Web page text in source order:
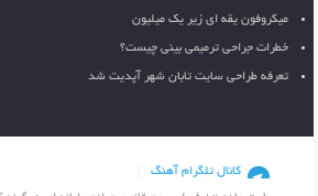
میکروفون یقه ای زیر یک میلیون
خطرات جراحی ترمیمی بینی چیست؟
تعرفه طراحی سایت تابان شهر آپدیت شد
کانال تلگرام آهنگ